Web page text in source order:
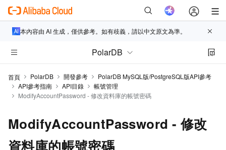
本內容由 AI 生成，僅供參考。如有歧義，請以中文原文為準。
PolarDB
首頁 PolarDB 開發參考
PolarDB MySQL版/PostgreSQL版API參考
API參考指南
API目錄
帳號管理
ModifyAccountPassword - 修改資料庫的帳號密碼
ModifyAccountPassword - 修改
資料庫的帳號密碼